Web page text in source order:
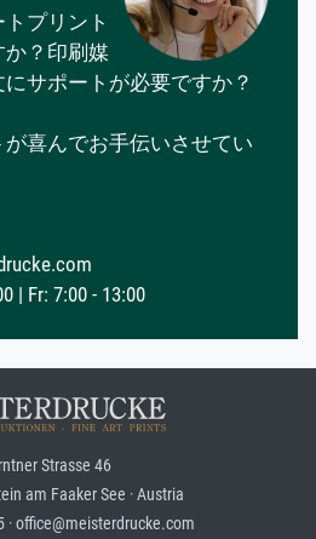
プリント
か？印刷媒
サポートが必要ですか？
喜んでお手伝いさせてい
| Fr: 7:00 - 13:00
Strasse 46
am Faaker See · Austria
· office@meisterdrucke.com